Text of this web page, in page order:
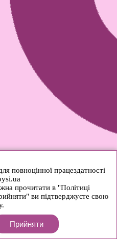
повноцінної працездатності
прочитати в "Політиці
ви підтверджуєте свою
Прийняти